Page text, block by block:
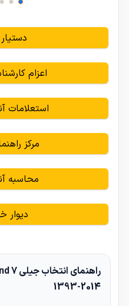
اعزام
استعلامات
مرکز
محاسبه
دیوار
2014-1393